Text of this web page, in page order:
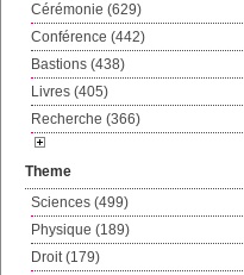
Cérémonie (629)
Conférence (442)
Bastions (438)
Livres (405)
Recherche (366)
Theme
Sciences (499)
Physique (189)
Droit (179)